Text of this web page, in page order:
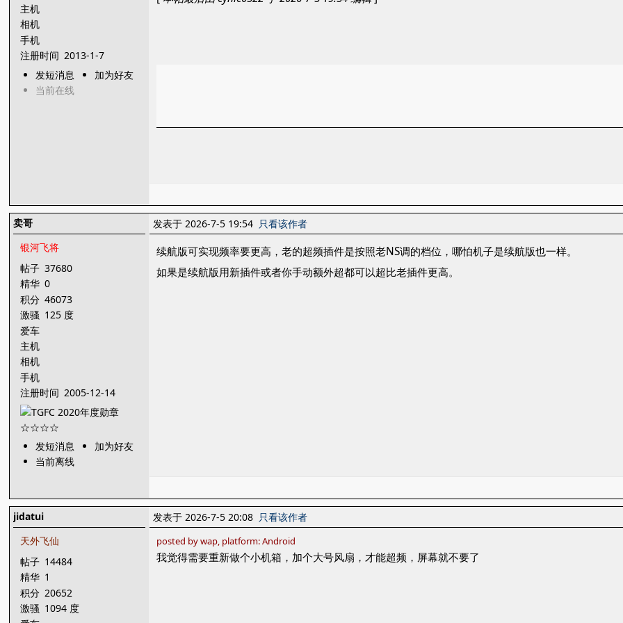
主机
相机
手机
注册时间 2013-1-7
发短消息
加为好友
当前在线
卖哥
银河飞将
帖子 37680
精华 0
积分 46073
激骚 125 度
爱车
主机
相机
手机
注册时间 2005-12-14
发短消息
加为好友
当前离线
发表于 2026-7-5 19:54 只看该作者
续航版可实现频率要更高，老的超频插件是按照老NS调的档位，哪怕机子是续航版也一样。
如果是续航版用新插件或者你手动额外超都可以超比老插件更高。
jidatui
天外飞仙
帖子 14484
精华 1
积分 20652
激骚 1094 度
发表于 2026-7-5 20:08 只看该作者
posted by wap, platform: Android
我觉得需要重新做个小机箱，加个大号风扇，才能超频，屏幕就不要了